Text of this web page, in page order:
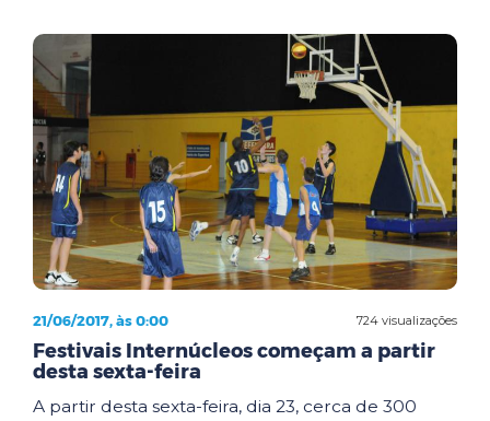
724 visualizações
21/06/2017, às 0:00
Festivais Internúcleos começam a partir
desta sexta-feira
A partir desta sexta-feira, dia 23, cerca de 300